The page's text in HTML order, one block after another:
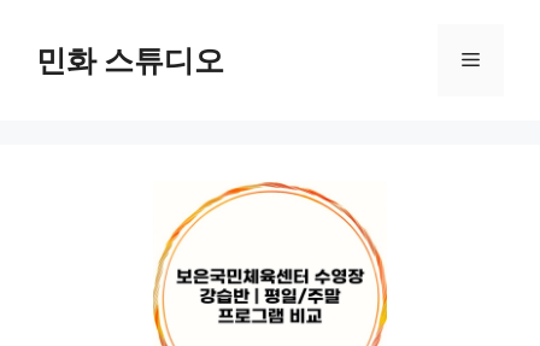
민화 스튜디오 메